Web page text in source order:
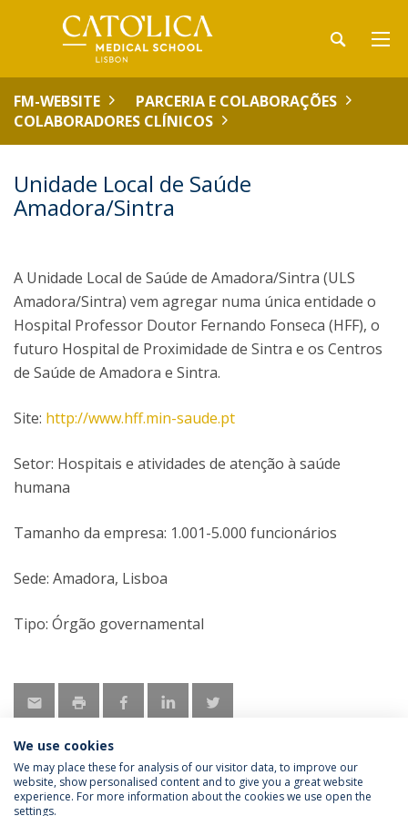
FM-WEBSITE
PARCERIA E COLABORAÇÕES
COLABORADORES CLÍNICOS
Unidade Local de Saúde
Amadora/Sintra
A Unidade Local de Saúde de Amadora/Sintra (ULS
Amadora/Sintra) vem agregar numa única entidade o
Hospital Professor Doutor Fernando Fonseca (HFF), o
futuro Hospital de Proximidade de Sintra e os Centros
de Saúde de Amadora e Sintra.
Site: http://www.hff.min-saude.pt
Setor: Hospitais e atividades de atenção à saúde
humana
Tamanho da empresa: 1.001-5.000 funcionários
Sede: Amadora, Lisboa
Tipo: Órgão governamental
Política de Privacidade
Termos & Condições
We use cookies
We may place these for analysis of our visitor data, to improve our
website, show personalised content and to give you a great website
experience. For more information about the cookies we use open the
settings.